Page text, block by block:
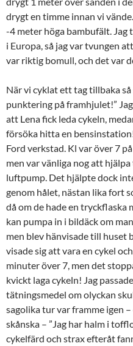
drygt en timme innan vi
-4 meter höga bambufält.
i Europa, så jag var tvungen
var riktig bomull, och det var
När vi cyklat ett tag tillbaka
punktering på framhjulet!”
att Lena fick leda cykeln,
försöka hitta en
Ford verkstad. Kl var över 7
men var vänliga nog att
luftpump. Det hjälpte dock
genom hålet, nästan lika fort
då om de hade en tryckflaska
kan pumpa in i bildäck om
men blev hänvisade till huset
visade sig att vara en cykel
minuter över 7, men det
kvickt laga cykeln! Jag
tätningsmedel om olyckan
sagolika tur var framme igen
skånska – ”Jag har halm i
cykelfärd och strax efteråt